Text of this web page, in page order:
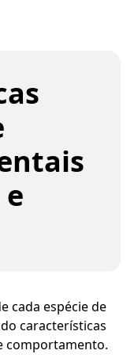
cada espécie de
características
comportamento.